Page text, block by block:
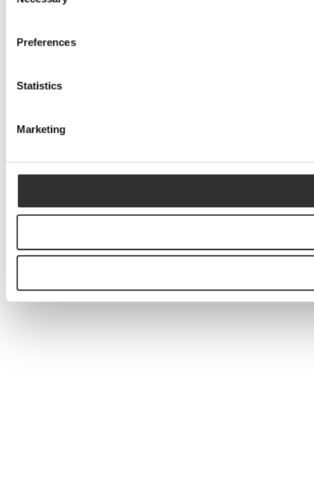
Preferences
Statistics
Marketing